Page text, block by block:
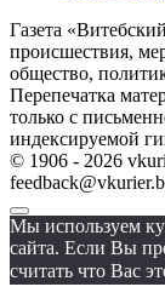
Газета
происшествия,
общество,
Перепечатка
только с
индексируемой
© 1906 - 2026
Мы используем
сайта. Если Вы
считать что Вас